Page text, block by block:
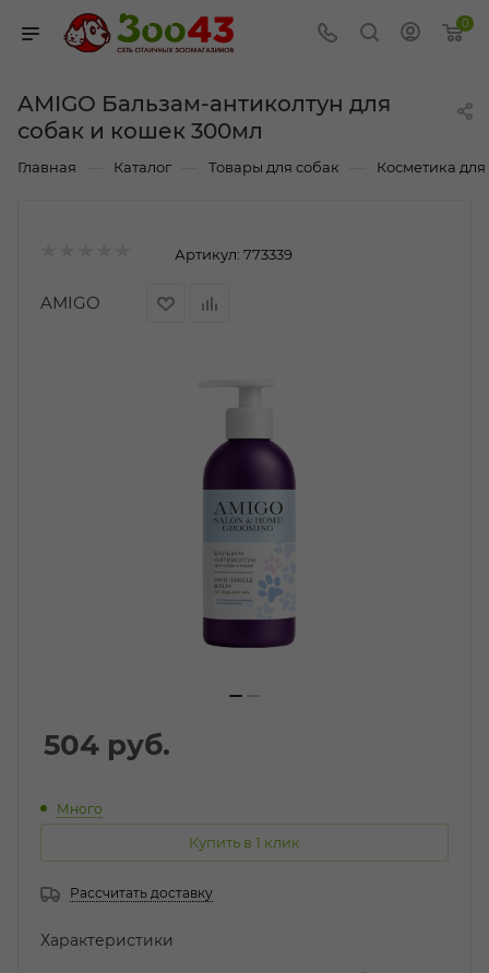
0
AMIGO Бальзам-антиколтун для
собак и кошек 300мл
Главная Каталог Товары для собак Косметика для
Артикул: 773339
AMIGO
504 руб.
Много
Купить в 1 клик
Рассчитать доставку
Характеристики